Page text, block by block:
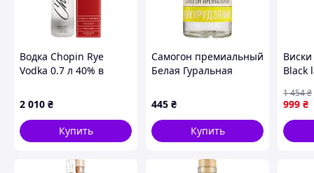
Водка Chopin Rye
Vodka 0.7 л 40% в
(5900640051538)
2 010 ₴
Купить
Самогон премиальный
Белая Гуральная
(4820273780241)
445 ₴
Купить
Black
999 ₴
1 454₴